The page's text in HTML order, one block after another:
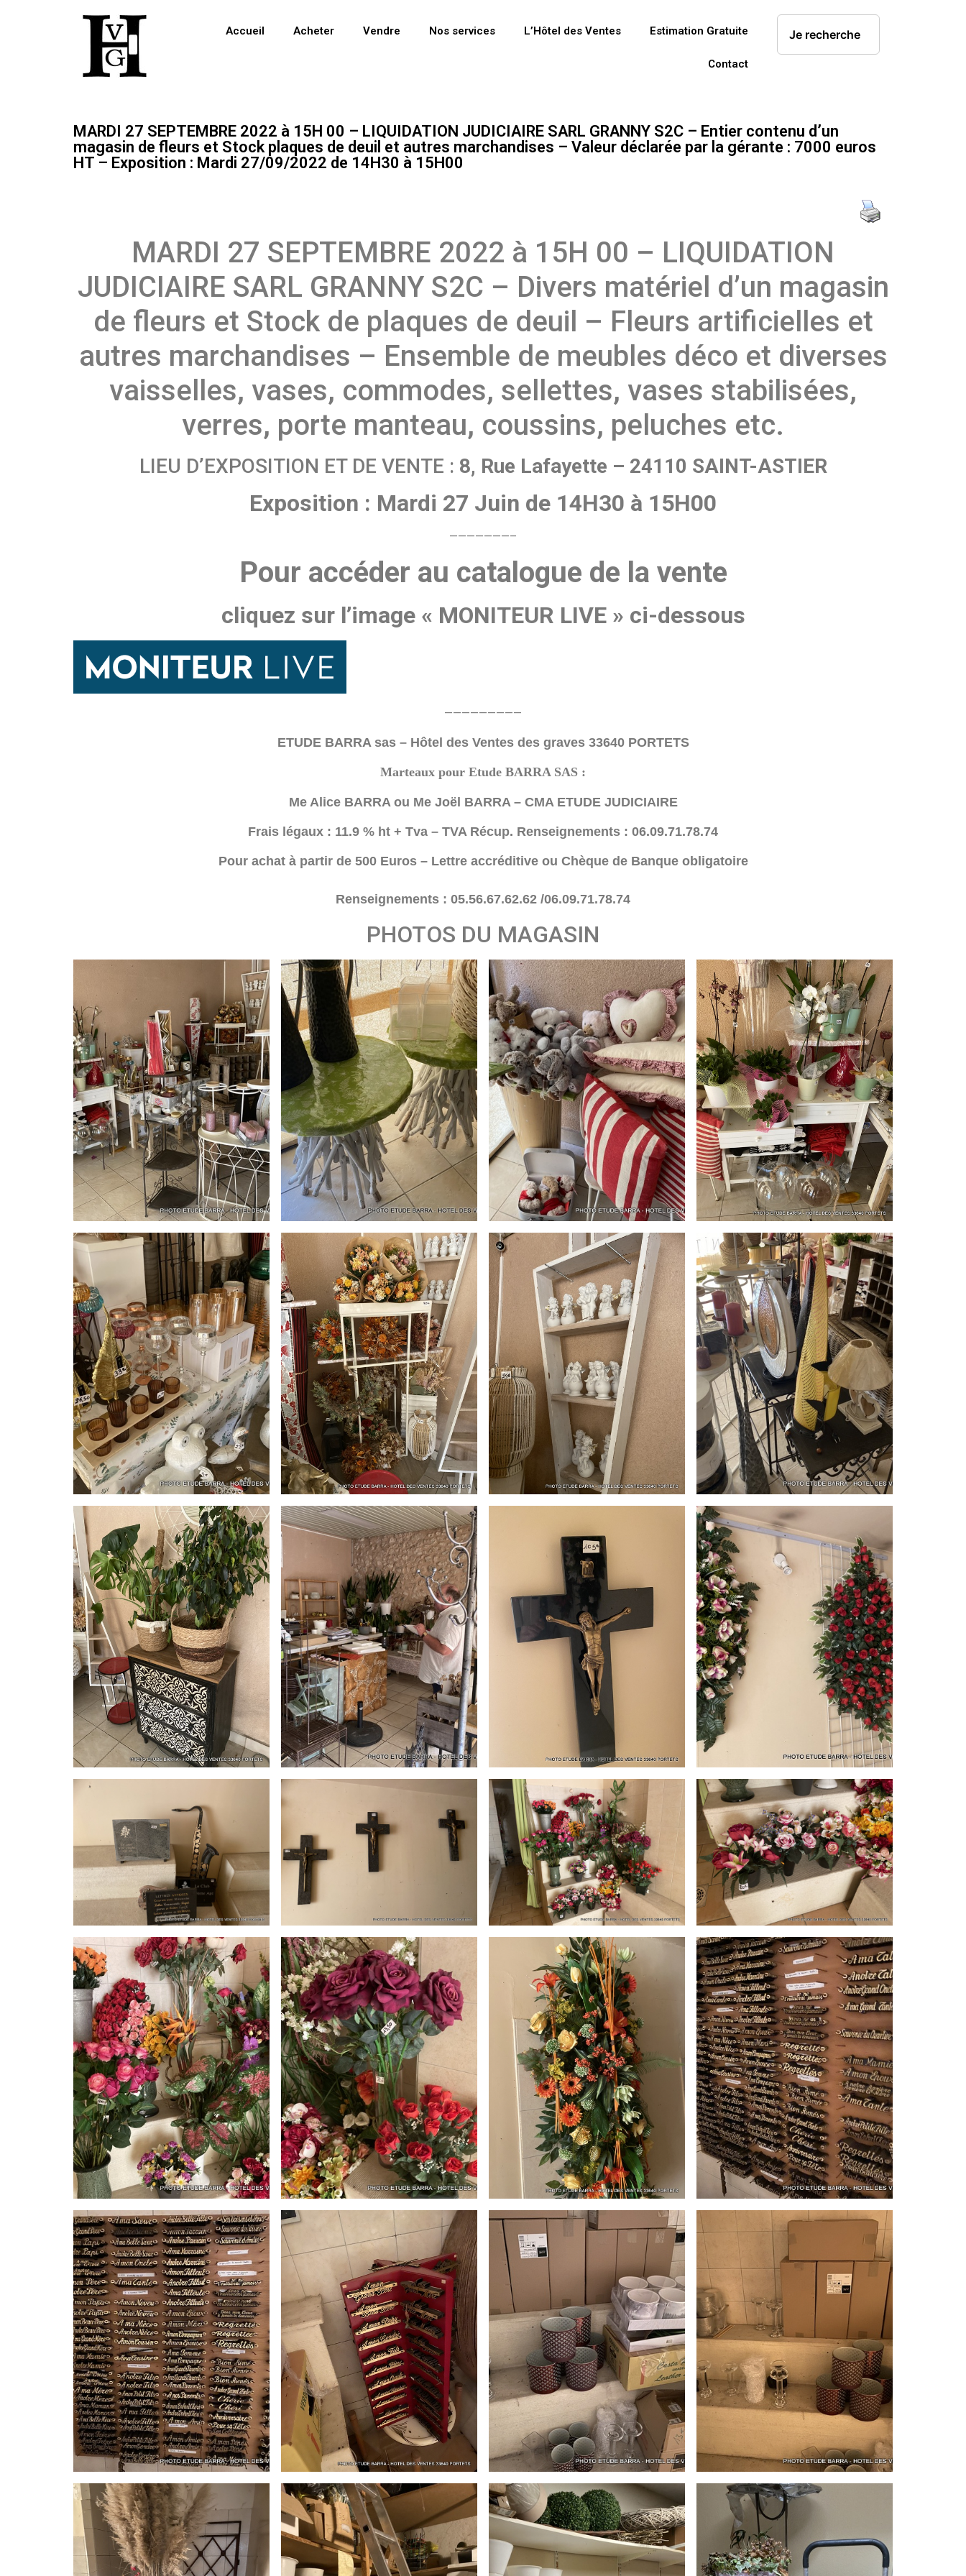
Accueil Acheter Vendre Nos services L’Hôtel des Ventes Estimation Gratuite
Contact
MARDI 27 SEPTEMBRE 2022 à 15H 00 – LIQUIDATION JUDICIAIRE SARL GRANNY S2C – Entier contenu d’un
magasin de fleurs et Stock plaques de deuil et autres marchandises – Valeur déclarée par la gérante : 7000 euros
HT – Exposition : Mardi 27/09/2022 de 14H30 à 15H00
MARDI 27 SEPTEMBRE 2022 à 15H 00 – LIQUIDATION
JUDICIAIRE SARL GRANNY S2C – Divers matériel d’un magasin
de fleurs et Stock de plaques de deuil – Fleurs artificielles et
autres marchandises – Ensemble de meubles déco et diverses
vaisselles, vases, commodes, sellettes, vases stabilisées,
verres, porte manteau, coussins, peluches etc.
LIEU D’EXPOSITION ET DE VENTE : 8, Rue Lafayette – 24110 SAINT-ASTIER
Exposition : Mardi 27 Juin de 14H30 à 15H00
———————–
Pour accéder au catalogue de la vente
cliquez sur l’image « MONITEUR LIVE » ci-dessous
—————————
ETUDE BARRA sas – Hôtel des Ventes des graves 33640 PORTETS
Marteaux pour Etude BARRA SAS :
Me Alice BARRA ou Me Joël BARRA – CMA ETUDE JUDICIAIRE
Frais légaux : 11.9 % ht + Tva – TVA Récup. Renseignements : 06.09.71.78.74
Pour achat à partir de 500 Euros – Lettre accréditive ou Chèque de Banque obligatoire
Renseignements : 05.56.67.62.62 /06.09.71.78.74
PHOTOS DU MAGASIN